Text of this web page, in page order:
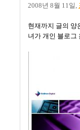
2008년 8월 11 일
현재까지 글의 양
녀가 개인 블로그